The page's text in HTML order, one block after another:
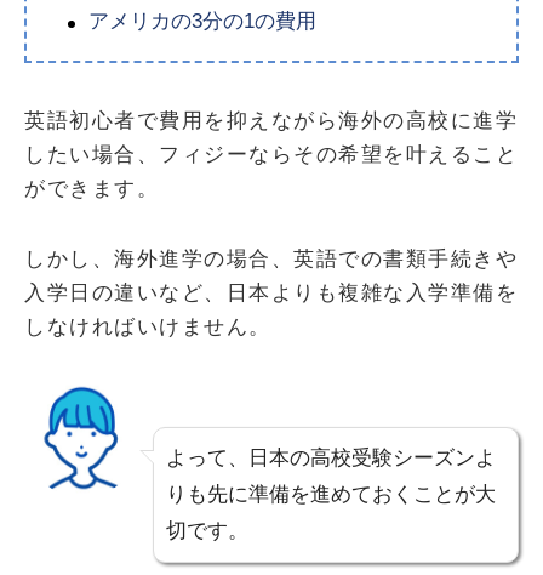
アメリカの3分の1の費用
英語初心者で費用を抑えながら海外の高校に進学
したい場合、フィジーならその希望を叶えること
ができます。
しかし、海外進学の場合、英語での書類手続きや
入学日の違いなど、日本よりも複雑な入学準備を
しなければいけません。
よって、日本の高校受験シーズンよ
りも先に準備を進めておくことが大
切です。